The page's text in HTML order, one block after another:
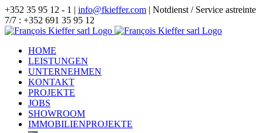
Zum
Inhalt
springen
+352 35 95 12 - 1 | info@fkieffer.com | Notdienst / Service astreinte
7/7 : +352 691 35 95 12
HOME
LEISTUNGEN
UNTERNEHMEN
KONTAKT
PROJEKTE
JOBS
SHOWROOM
IMMOBILIENPROJEKTE